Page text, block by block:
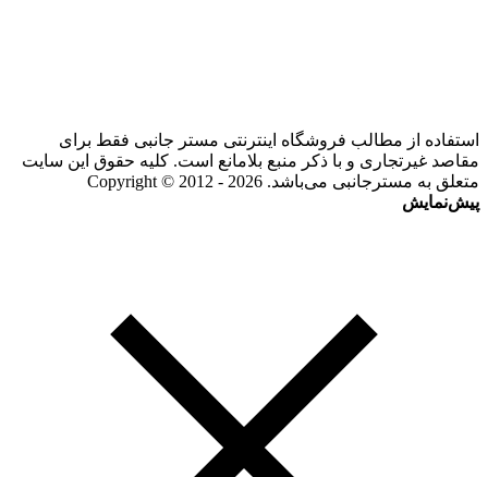
استفاده از مطالب فروشگاه اینترنتی مستر جانبی فقط برای
مقاصد غیرتجاری و با ذکر منبع بلامانع است. کلیه حقوق این سایت
متعلق به مسترجانبی می‌باشد. Copyright © 2012 - 2026
پیش‌نمایش